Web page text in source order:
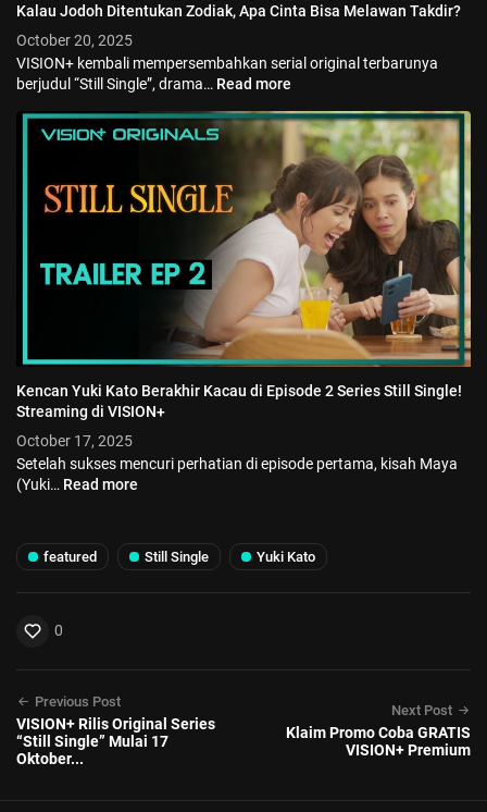
Kalau Jodoh Ditentukan Zodiak, Apa Cinta Bisa Melawan Takdir?
October 20, 2025
VISION+ kembali mempersembahkan serial original terbarunya
berjudul “Still Single”, drama… Read more
Kencan Yuki Kato Berakhir Kacau di Episode 2 Series Still Single!
Streaming di VISION+
October 17, 2025
Setelah sukses mencuri perhatian di episode pertama, kisah Maya
(Yuki… Read more
featured Still Single Yuki Kato
0
Previous Post
VISION+ Rilis Original Series
“Still Single” Mulai 17
Oktober...
Next Post
Klaim Promo Coba GRATIS
VISION+ Premium